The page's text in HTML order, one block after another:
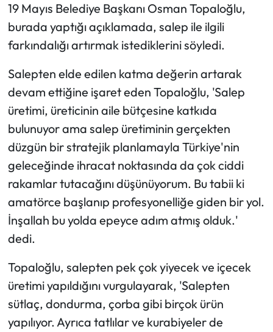
19 Mayıs Belediye Başkanı Osman Topaloğlu,
burada yaptığı açıklamada, salep ile ilgili
farkındalığı artırmak istediklerini söyledi.
Salepten elde edilen katma değerin artarak
devam ettiğine işaret eden Topaloğlu, 'Salep
üretimi, üreticinin aile bütçesine katkıda
bulunuyor ama salep üretiminin gerçekten
düzgün bir stratejik planlamayla Türkiye'nin
geleceğinde ihracat noktasında da çok ciddi
rakamlar tutacağını düşünüyorum. Bu tabii ki
amatörce başlanıp profesyonelliğe giden bir yol.
İnşallah bu yolda epeyce adım atmış olduk.'
dedi.
Topaloğlu, salepten pek çok yiyecek ve içecek
üretimi yapıldığını vurgulayarak, 'Salepten
sütlaç, dondurma, çorba gibi birçok ürün
yapılıyor. Ayrıca tatlılar ve kurabiyeler de
Turizm
Teknoloji